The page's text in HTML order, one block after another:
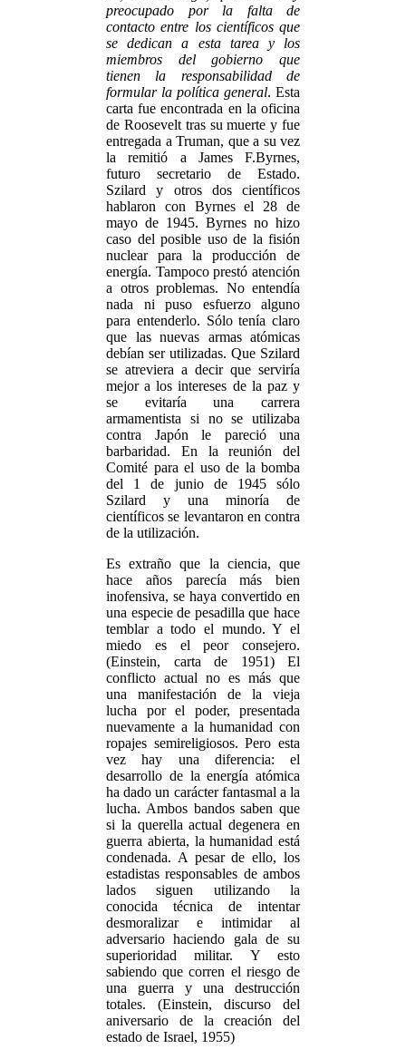
preocupado por la falta de
contacto entre los científicos que
se dedican a esta tarea y los
miembros del gobierno que
tienen la responsabilidad de
formular la política general. Esta
carta fue encontrada en la oficina
de Roosevelt tras su muerte y fue
entregada a Truman, que a su vez
la remitió a James F.Byrnes,
futuro secretario de Estado.
Szilard y otros dos científicos
hablaron con Byrnes el 28 de
mayo de 1945. Byrnes no hizo
caso del posible uso de la fisión
nuclear para la producción de
energía. Tampoco prestó atención
a otros problemas. No entendía
nada ni puso esfuerzo alguno
para entenderlo. Sólo tenía claro
que las nuevas armas atómicas
debían ser utilizadas. Que Szilard
se atreviera a decir que serviría
mejor a los intereses de la paz y
se evitaría una carrera
armamentista si no se utilizaba
contra Japón le pareció una
barbaridad. En la reunión del
Comité para el uso de la bomba
del 1 de junio de 1945 sólo
Szilard y una minoría de
científicos se levantaron en contra
de la utilización.
Es extraño que la ciencia, que
hace años parecía más bien
inofensiva, se haya convertido en
una especie de pesadilla que hace
temblar a todo el mundo. Y el
miedo es el peor consejero.
(Einstein, carta de 1951) El
conflicto actual no es más que
una manifestación de la vieja
lucha por el poder, presentada
nuevamente a la humanidad con
ropajes semireligiosos. Pero esta
vez hay una diferencia: el
desarrollo de la energía atómica
ha dado un carácter fantasmal a la
lucha. Ambos bandos saben que
si la querella actual degenera en
guerra abierta, la humanidad está
condenada. A pesar de ello, los
estadistas responsables de ambos
lados siguen utilizando la
conocida técnica de intentar
desmoralizar e intimidar al
adversario haciendo gala de su
superioridad militar. Y esto
sabiendo que corren el riesgo de
una guerra y una destrucción
totales. (Einstein, discurso del
aniversario de la creación del
estado de Israel, 1955)